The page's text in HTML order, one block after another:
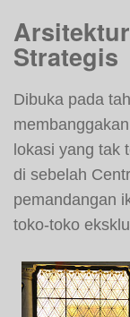
Strategis
Dibuka pada
lokasi yang tak
di sebelah
pemandangan
toko-toko